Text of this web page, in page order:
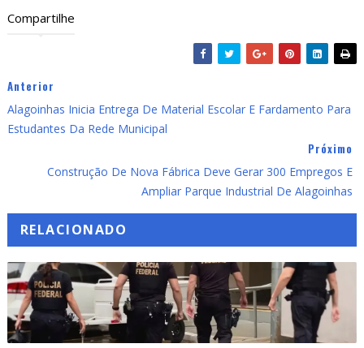
Compartilhe
Anterior
Alagoinhas Inicia Entrega De Material Escolar E Fardamento Para
Estudantes Da Rede Municipal
Próximo
Construção De Nova Fábrica Deve Gerar 300 Empregos E
Ampliar Parque Industrial De Alagoinhas
RELACIONADO